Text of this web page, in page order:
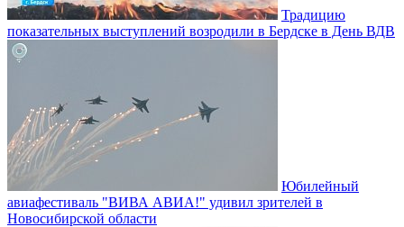
Традицию
показательных выступлений возродили в Бердске в День ВДВ
Юбилейный
авиафестиваль "ВИВА АВИА!" удивил зрителей в
Новосибирской области